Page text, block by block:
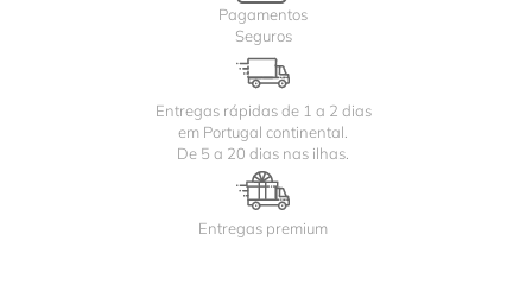
Pagamentos
Seguros
Entregas rápidas de 1 a 2 dias
em Portugal continental.
De 5 a 20 dias nas ilhas.
Entregas premium